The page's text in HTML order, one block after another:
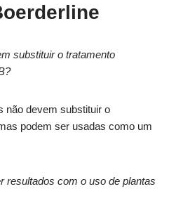
substituir o tratamento
não devem substituir o
podem ser usadas como um
resultados com o uso de plantas